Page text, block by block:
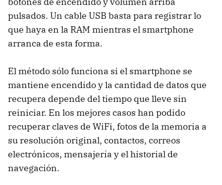
pulsados. Un cable USB basta para registrar lo
que haya en la RAM mientras el smartphone
arranca de esta forma.
El método sólo funciona si el smartphone se
mantiene encendido y la cantidad de datos que
recupera depende del tiempo que lleve sin
reiniciar. En los mejores casos han podido
recuperar claves de WiFi, fotos de la memoria a
su resolución original, contactos, correos
electrónicos, mensajería y el historial de
navegación.